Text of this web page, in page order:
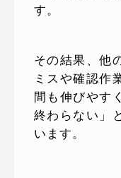
す。
その結果、他
ミスや確認作
間も伸びやす
終わらない」
います。